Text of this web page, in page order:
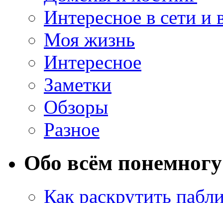
Интересное в сети и
Моя жизнь
Интересное
Заметки
Обзоры
Разное
Обо всём понемногу
Как раскрутить